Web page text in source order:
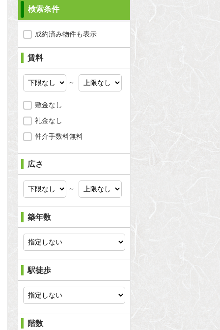
検索条件
成約済み物件も表示
賃料
～
敷金なし
礼金なし
仲介手数料無料
広さ
～
築年数
駅徒歩
階数